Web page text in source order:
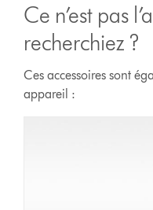
Ce n’est pas
recherchiez ?
Ces accessoires sont
appareil :